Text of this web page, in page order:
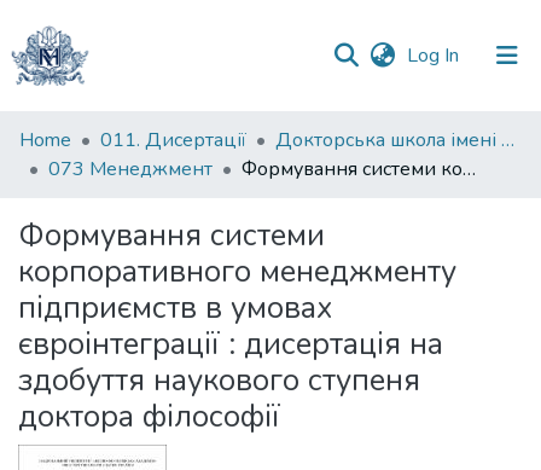
Log In (current)
Communities
&
All of DSpace
Statistics
Home 011. Дисертації
Докторська школа імені родини Юхименків
073 Менеджмент
Формування системи корпоративного менеджменту підприємств в умовах євроінтеграції : дисертація на здобуття наукового ступеня доктора філософії
Формування системи
корпоративного менеджменту
підприємств в умовах
євроінтеграції : дисертація на
здобуття наукового ступеня
доктора філософії